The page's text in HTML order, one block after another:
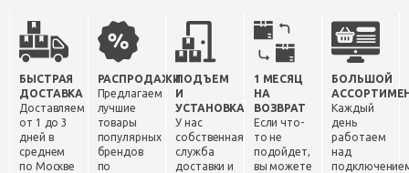
БЫСТРАЯ
ДОСТАВКА
Доставляем
от 1 до 3
дней в
среднем
по Москве
РАСПРОДАЖИ
Предлагаем
лучшие
товары
популярных
брендов
по
ПОДЪЕМ
И
УСТАНОВКА
У нас
собственная
служба
доставки и
1 МЕСЯЦ
НА
ВОЗВРАТ
Если что-
то не
подойдет,
вы можете
БОЛЬШОЙ
Каждый
день
работаем
над